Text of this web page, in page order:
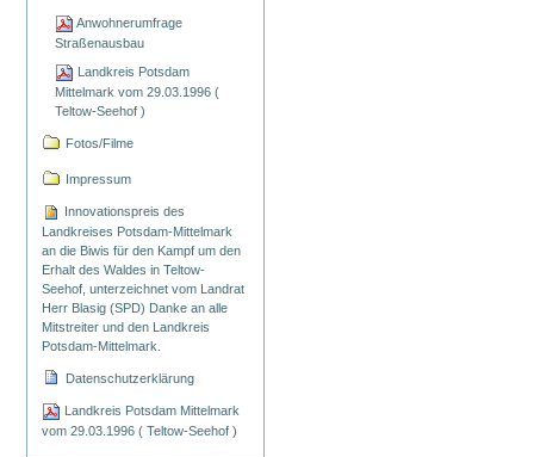
Anwohnerumfrage
Straßenausbau
Landkreis Potsdam
Mittelmark vom 29.03.1996 (
Teltow-Seehof )
Fotos/Filme
Impressum
Innovationspreis des
Landkreises Potsdam-Mittelmark
an die Biwis für den Kampf um den
Erhalt des Waldes in Teltow-
Seehof, unterzeichnet vom Landrat
Herr Blasig (SPD) Danke an alle
Mitstreiter und den Landkreis
Potsdam-Mittelmark.
Datenschutzerklärung
Landkreis Potsdam Mittelmark
vom 29.03.1996 ( Teltow-Seehof )